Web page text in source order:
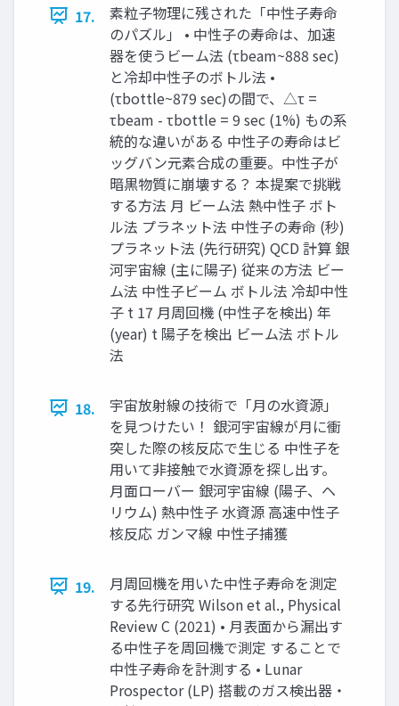
17.
素粒子物理に残された「中性子寿命
のパズル」 • 中性子の寿命は、加速
器を使うビーム法 (τbeam~888 sec)
と冷却中性子のボトル法 •
(τbottle~879 sec)の間で、△τ =
τbeam - τbottle = 9 sec (1%) もの系
統的な違いがある 中性子の寿命はビ
ッグバン元素合成の重要。中性子が
暗黒物質に崩壊する？ 本提案で挑戦
する方法 月 ビーム法 熱中性子 ボト
ル法 プラネット法 中性子の寿命 (秒)
プラネット法 (先行研究) QCD 計算 銀
河宇宙線 (主に陽子) 従来の方法 ビー
ム法 中性子ビーム ボトル法 冷却中性
子 t 17 月周回機 (中性子を検出) 年
(year) t 陽子を検出 ビーム法 ボトル
法
18.
宇宙放射線の技術で「月の水資源」
を見つけたい！ 銀河宇宙線が月に衝
突した際の核反応で生じる 中性子を
用いて非接触で水資源を探し出す。
月面ローバー 銀河宇宙線 (陽子、ヘ
リウム) 熱中性子 水資源 高速中性子
核反応 ガンマ線 中性子捕獲
19.
月周回機を用いた中性子寿命を測定
する先行研究 Wilson et al., Physical
Review C (2021) • 月表面から漏出す
る中性子を周回機で測定 することで
中性子寿命を計測する • Lunar
Prospector (LP) 搭載のガス検出器・